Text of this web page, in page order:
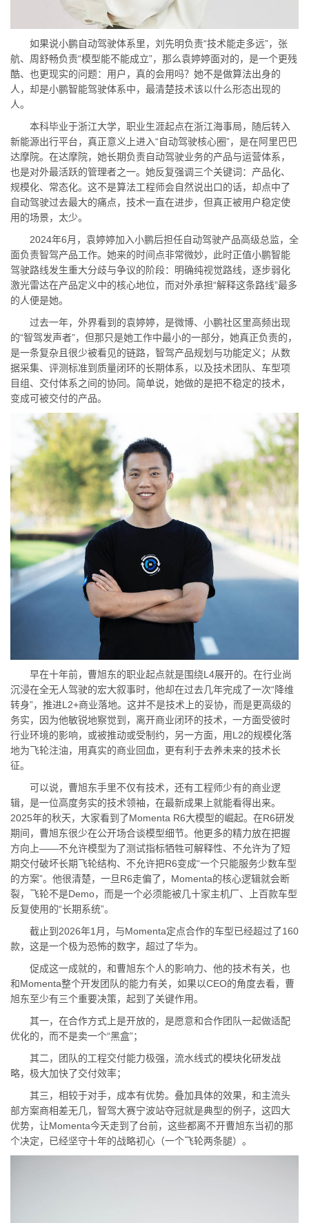
如果说小鹏自动驾驶体系里，刘先明负责“技术能走多远”，张
航、周舒畅负责“模型能不能成立”，那么袁婷婷面对的，是一个更残
酷、也更现实的问题：用户，真的会用吗？她不是做算法出身的
人，却是小鹏智能驾驶体系中，最清楚技术该以什么形态出现的
人。
本科毕业于浙江大学，职业生涯起点在浙江海事局，随后转入
新能源出行平台，真正意义上进入“自动驾驶核心圈”，是在阿里巴巴
达摩院。在达摩院，她长期负责自动驾驶业务的产品与运营体系，
也是对外最活跃的管理者之一。她反复强调三个关键词：产品化、
规模化、常态化。这不是算法工程师会自然说出口的话，却点中了
自动驾驶过去最大的痛点，技术一直在进步，但真正被用户稳定使
用的场景，太少。
2024年6月，袁婷婷加入小鹏后担任自动驾驶产品高级总监，全
面负责智驾产品工作。她来的时间点非常微妙，此时正值小鹏智能
驾驶路线发生重大分歧与争议的阶段：明确纯视觉路线，逐步弱化
激光雷达在产品定义中的核心地位，而对外承担“解释这条路线”最多
的人便是她。
过去一年，外界看到的袁婷婷，是微博、小鹏社区里高频出现
的“智驾发声者”，但那只是她工作中最小的一部分，她真正负责的，
是一条复杂且很少被看见的链路，智驾产品规划与功能定义；从数
据采集、评测标准到质量闭环的长期体系，以及技术团队、车型项
目组、交付体系之间的协同。简单说，她做的是把不稳定的技术，
变成可被交付的产品。
早在十年前，曹旭东的职业起点就是围绕L4展开的。在行业尚
沉浸在全无人驾驶的宏大叙事时，他却在过去几年完成了一次“降维
转身”，推进L2+商业落地。这并不是技术上的妥协，而是更高级的
务实，因为他敏锐地察觉到，离开商业闭环的技术，一方面受彼时
行业环境的影响，或被推动或受制约，另一方面，用L2的规模化落
地为飞轮注油，用真实的商业回血，更有利于去养未来的技术长
征。
可以说，曹旭东手里不仅有技术，还有工程师少有的商业逻
辑，是一位高度务实的技术领袖，在最新成果上就能看得出来。
2025年的秋天，大家看到了Momenta R6大模型的崛起。在R6研发
期间，曹旭东很少在公开场合谈模型细节。他更多的精力放在把握
方向上——不允许模型为了测试指标牺牲可解释性、不允许为了短
期交付破坏长期飞轮结构、不允许把R6变成“一个只能服务少数车型
的方案”。他很清楚，一旦R6走偏了，Momenta的核心逻辑就会断
裂，飞轮不是Demo，而是一个必须能被几十家主机厂、上百款车型
反复使用的“长期系统”。
截止到2026年1月，与Momenta定点合作的车型已经超过了160
款，这是一个极为恐怖的数字，超过了华为。
促成这一成就的，和曹旭东个人的影响力、他的技术有关，也
和Momenta整个开发团队的能力有关，如果以CEO的角度去看，曹
旭东至少有三个重要决策，起到了关键作用。
其一，在合作方式上是开放的，是愿意和合作团队一起做适配
优化的，而不是卖一个“黑盒”；
其二，团队的工程交付能力极强，流水线式的模块化研发战
略，极大加快了交付效率；
其三，相较于对手，成本有优势。叠加具体的效果，和主流头
部方案商相差无几，智驾大赛宁波站夺冠就是典型的例子，这四大
优势，让Momenta今天走到了台前，这些都离不开曹旭东当初的那
个决定，已经坚守十年的战略初心（一个飞轮两条腿）。